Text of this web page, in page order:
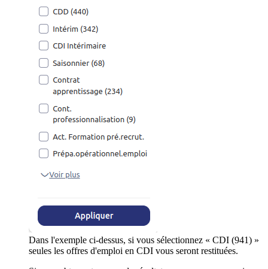
Dans l'exemple ci-dessus, si vous sélectionnez « CDI (941) »
seules les offres d'emploi en CDI vous seront restituées.